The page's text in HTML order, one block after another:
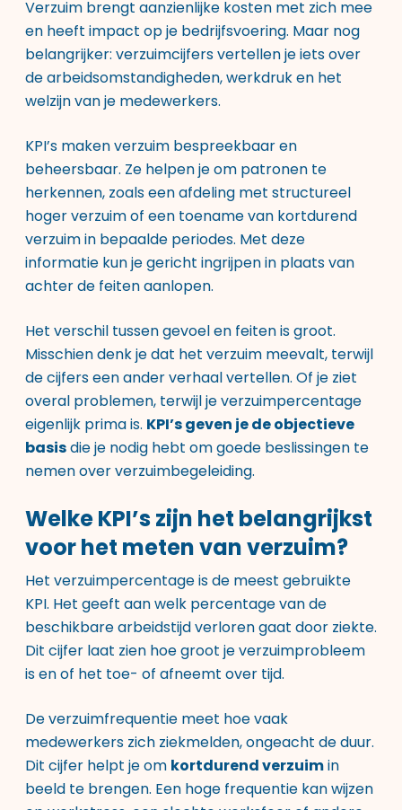
Verzuim brengt aanzienlijke kosten met zich mee
en heeft impact op je bedrijfsvoering. Maar nog
belangrijker: verzuimcijfers vertellen je iets over
de arbeidsomstandigheden, werkdruk en het
welzijn van je medewerkers.
KPI’s maken verzuim bespreekbaar en
beheersbaar. Ze helpen je om patronen te
herkennen, zoals een afdeling met structureel
hoger verzuim of een toename van kortdurend
verzuim in bepaalde periodes. Met deze
informatie kun je gericht ingrijpen in plaats van
achter de feiten aanlopen.
Het verschil tussen gevoel en feiten is groot.
Misschien denk je dat het verzuim meevalt, terwijl
de cijfers een ander verhaal vertellen. Of je ziet
overal problemen, terwijl je verzuimpercentage
eigenlijk prima is. KPI’s geven je de objectieve
basisdie je nodig hebt om goede beslissingen te
nemen over verzuimbegeleiding.
Welke KPI’s zijn het belangrijkst
voor het meten van verzuim?
Het verzuimpercentage is de meest gebruikte
KPI. Het geeft aan welk percentage van de
beschikbare arbeidstijd verloren gaat door ziekte.
Dit cijfer laat zien hoe groot je verzuimprobleem
is en of het toe- of afneemt over tijd.
De verzuimfrequentie meet hoe vaak
medewerkers zich ziekmelden, ongeacht de duur.
Dit cijfer helpt je om kortdurend verzuimin
beeld te brengen. Een hoge frequentie kan wijzen